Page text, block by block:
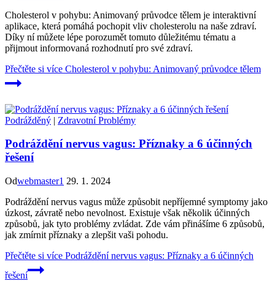
Cholesterol v pohybu: Animovaný průvodce tělem je interaktivní
aplikace, která pomáhá pochopit vliv cholesterolu na naše zdraví.
Díky ní můžete lépe porozumět tomuto důležitému tématu a
přijmout informovaná rozhodnutí pro své zdraví.
Přečtěte si více Cholesterol v pohybu: Animovaný průvodce tělem
Podrážděný | Zdravotní Problémy
Podráždění nervus vagus: Příznaky a 6 účinných
řešení
Odwebmaster1 29. 1. 2024
Podráždění nervus vagus může způsobit nepříjemné symptomy jako
úzkost, závratě nebo nevolnost. Existuje však několik účinných
způsobů, jak tyto problémy zvládat. Zde vám přinášíme 6 způsobů,
jak zmírnit příznaky a zlepšit vaši pohodu.
Přečtěte si více Podráždění nervus vagus: Příznaky a 6 účinných
řešení